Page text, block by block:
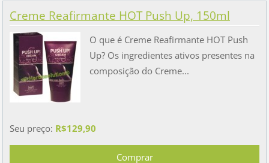
Creme Reafirmante HOT Push Up, 150ml
O que é Creme Reafirmante HOT Push
Up? Os ingredientes ativos presentes na
composição do Creme...
Seu preço: R$129,90